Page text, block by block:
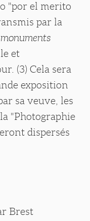
"por el merito
par la
monuments
et
(3) Cela sera
exposition
sa veuve, les
"Photographie
dispersés
Brest